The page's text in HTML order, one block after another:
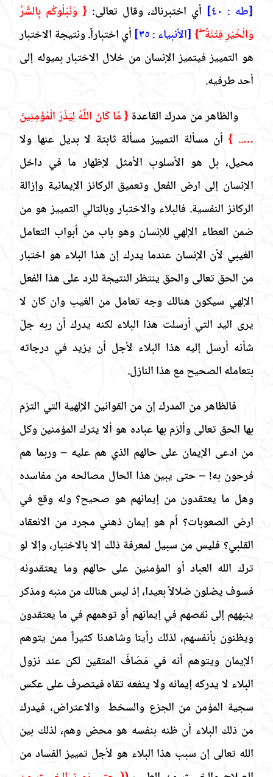
[طه : ٤٠]
أي اختبرناك، وقال تعالى: { وَنَبْلُوكُم بِالشَّرِّ
وَالْخَيْرِ فِتْنَةً ۖ }[الأنبياء : ٣٥]
أي اختباراً. ونتيجة الاختبار
هو التمييز فيتميز الإنسان من خلال الاختبار بميوله إلى
أحد طرفيه.
والظاهر من مدرك القاعدة{ مَّا كَانَ اللَّهُ لِيَذَرَ الْمُؤْمِنِينَ
….. } أن مسألة التمييز مسألة ثابتة لا بديل عنها ولا
محيل، بل هو الأسلوب الأمثل لإظهار ما في داخل
الإنسان إلى ارض الفعل وتعميق الركائز الإيمانية وإزالة
الركائز النفسية. فالبلاء والاختبار وبالتالي التمييز هو من
ضمن العطاء الإلهي للإنسان وهو باب من أبواب التعامل
الغيبي لأن الإنسان عندما يدرك إن هذا البلاء هو اختبار
من الحق تعالى والحق ينتظر النتيجة للرد على هذا الفعل
الإلهي سيكون هنالك وجه تعامل من الغيب وان كان لا
يرى اليد التي أرسلت هذا البلاء لكنه يدرك أن ربه جلّ
شأنه أرسل إليه هذا البلاء لأجل أن يزيد في درجاته
بتعامله الصحيح مع هذا النازل.
فالظاهر من المدرك إن من القوانين الإلهية التي التزم
بها الحق تعالى وألزم بها عباده هو ألا يترك المؤمنين وكل
من ادعى الإيمان على حالهم الذي هم عليه – وربما هم
فرحون به! –حتى يبين هذا الحال مصالحه من مفاسده
وهل ما يعتقدون من إيمانهم هو صحيح؟ وله وقع في
ارض الصعوبات؟ أم هو إيمان ذهني مجرد من الانعقاد
القلبي؟ فليس من سبيل لمعرفة ذلك إلا بالاختبار، وإلا لو
ترك الله العباد أو المؤمنين على حالهم وما يعتقدونه
فسوف يضلون ضلالاً بعيدا، إذ ليس هنالك من منبه ومذكر
ينبههم إلى نقصهم في إيمانهم أو توهمهم في ما يعتقدون
ويظنون بأنفسهم، لذلك رأينا وشاهدنا كثيراً ممن يتوهم
الإيمان ويتوهم أنه في مَصَافّ المتقين لكن عند نزول
البلاء لا يدركه إيمانه ولا ينفعه تقاه فيتصرف على عكس
سجية المؤمن من الجزع والسخط والاعتراض، فيدرك
من ذلك البلاء أن ظنه بنفسه هو محض وهم، لذلك بين
الله تعالى إن سبب هذا البلاء هو لأجل تمييز الفساد من